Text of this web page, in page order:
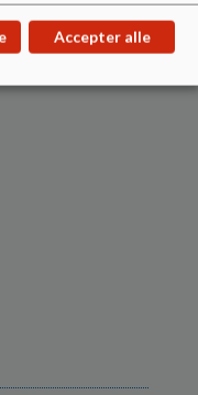
Accepter alle